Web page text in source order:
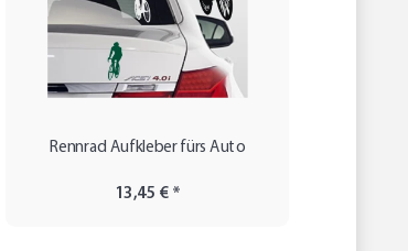
Rennrad Aufkleber fürs Auto
13,45 € *